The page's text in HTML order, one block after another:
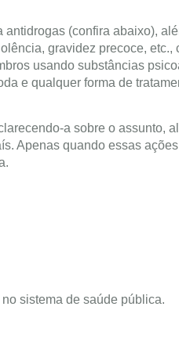
antidrogas (confira abaixo),
gravidez precoce, etc.,
usando substâncias
e qualquer forma de
a sobre o assunto,
Apenas quando essas
sistema de saúde pública.